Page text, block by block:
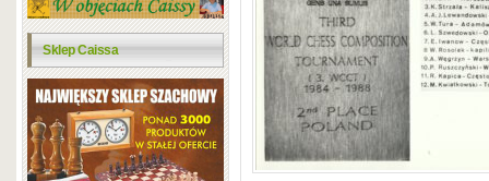
Sklep Caissa